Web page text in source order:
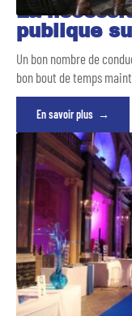
La
publique
Un bon nombre de
bon bout de temps
En savoir plus